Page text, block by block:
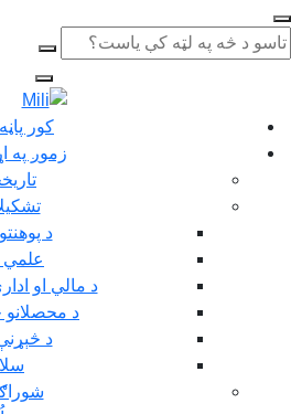
کور پاڼه
زموږ په
د
علمي
د مالي او
د محصلانو
د